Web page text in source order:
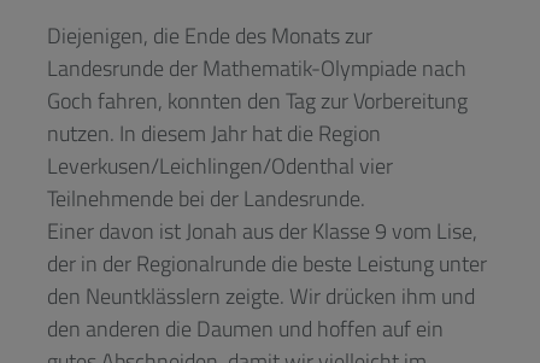
Diejenigen, die Ende des Monats zur
Landesrunde der Mathematik-Olympiade nach
Goch fahren, konnten den Tag zur Vorbereitung
nutzen. In diesem Jahr hat die Region
Leverkusen/Leichlingen/Odenthal vier
Teilnehmende bei der Landesrunde.
Einer davon ist Jonah aus der Klasse 9 vom Lise,
der in der Regionalrunde die beste Leistung unter
den Neuntklässlern zeigte. Wir drücken ihm und
den anderen die Daumen und hoffen auf ein